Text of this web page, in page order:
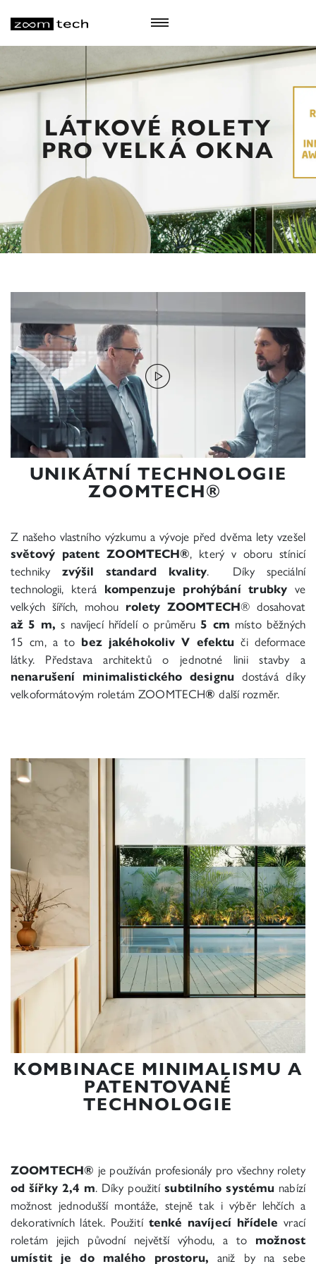
LÁTKOVÉ ROLETY
PRO VELKÁ OKNA
UNIKÁTNÍ TECHNOLOGIE
ZOOMTECH®
Z našeho vlastního výzkumu a vývoje před dvěma lety vzešel
světový patent ZOOMTECH®, který v oboru stínicí
techniky zvýšil standard kvality. Díky speciální
technologii, která kompenzuje prohýbání trubky ve
velkých šířích, mohou rolety ZOOMTECH® dosahovat
až 5 m,s navíjecí hřídelí o průměru5 cm místo běžných
15 cm, a to bez jakéhokoliv V efektuči deformace
látky. Představa architektů o jednotné linii stavby a
nenarušení minimalistického designudostává díky
velkoformátovým roletám ZOOMTECH® další rozměr.
​KOMBINACE MINIMALISMU A
PATENTOVANÉ
TECHNOLOGIE
ZOOMTECH® je používán profesionály pro všechny rolety
od šířky 2,4 m. Díky použitísubtilního systému nabízí
možnost jednodušší montáže, stejně tak i výběr lehčích a
dekorativních látek. Použití tenké navíjecí hřídele vrací
roletám jejich původní největší výhodu, a to možnost
umístit je do malého prostoru, aniž by na sebe